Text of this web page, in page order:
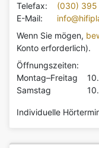
Telefax:
(030) 395
E-Mail:
Wenn Sie mögen,
Konto erforderlich).
Öffnungszeiten:
Montag–Freitag
Samstag
Individuelle